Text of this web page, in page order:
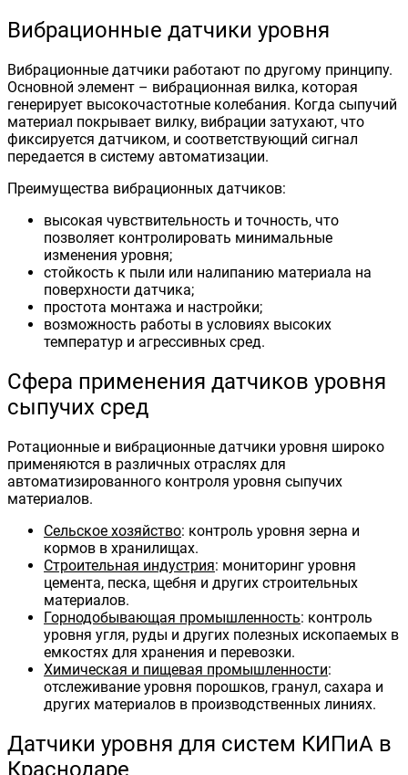
Вибрационные датчики уровня
Вибрационные датчики работают по другому принципу.
Основной элемент – вибрационная вилка, которая
генерирует высокочастотные колебания. Когда сыпучий
материал покрывает вилку, вибрации затухают, что
фиксируется датчиком, и соответствующий сигнал
передается в систему автоматизации.
Преимущества вибрационных датчиков:
высокая чувствительность и точность, что
позволяет контролировать минимальные
изменения уровня;
стойкость к пыли или налипанию материала на
поверхности датчика;
простота монтажа и настройки;
возможность работы в условиях высоких
температур и агрессивных сред.
Сфера применения датчиков уровня
сыпучих сред
Ротационные и вибрационные датчики уровня широко
применяются в различных отраслях для
автоматизированного контроля уровня сыпучих
материалов.
Сельское хозяйство: контроль уровня зерна и
кормов в хранилищах.
Строительная индустрия: мониторинг уровня
цемента, песка, щебня и других строительных
материалов.
Горнодобывающая промышленность: контроль
уровня угля, руды и других полезных ископаемых в
емкостях для хранения и перевозки.
Химическая и пищевая промышленности:
отслеживание уровня порошков, гранул, сахара и
других материалов в производственных линиях.
Датчики уровня для систем КИПиА в
Краснодаре